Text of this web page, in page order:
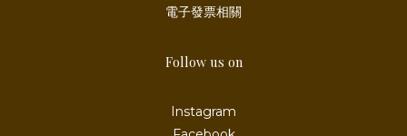
電子發票相關
Follow us on
Instagram